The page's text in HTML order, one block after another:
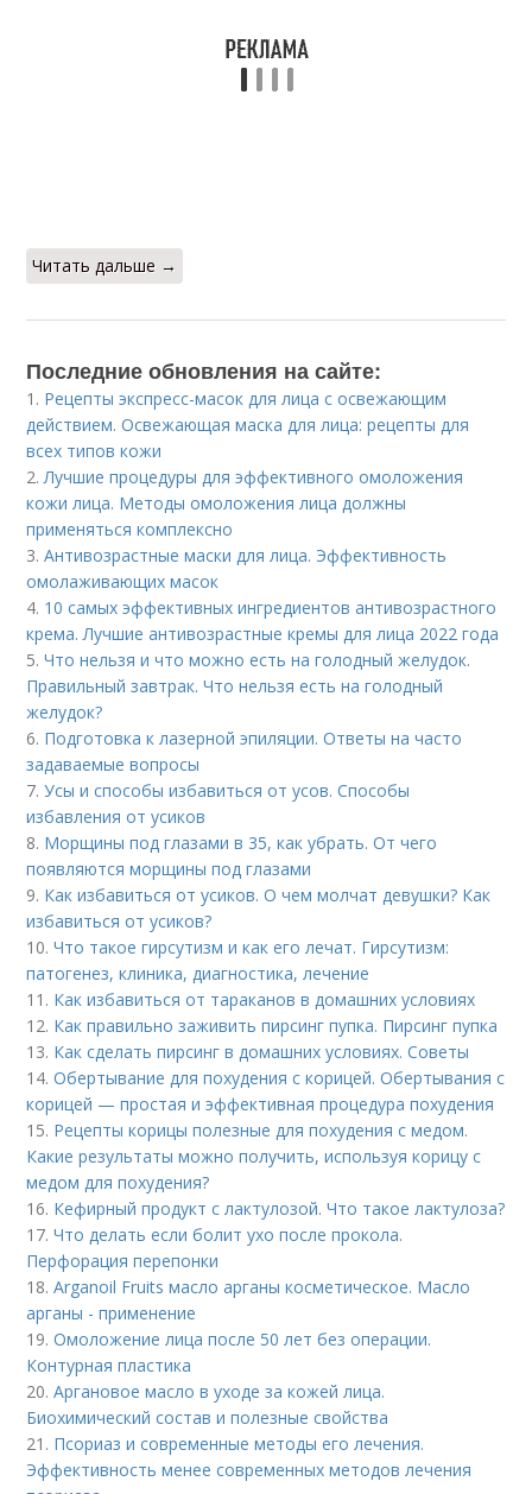
Читать дальше →
Последние обновления на сайте:
1. Рецепты экспресс-масок для лица с освежающим
действием. Освежающая маска для лица: рецепты для
всех типов кожи
2.Лучшие процедуры для эффективного омоложения
кожи лица. Методы омоложения лица должны
применяться комплексно
3.Антивозрастные маски для лица. Эффективность
омолаживающих масок
4. 10 самых эффективных ингредиентов антивозрастного
крема. Лучшие антивозрастные кремы для лица 2022 года
5.Что нельзя и что можно есть на голодный желудок.
Правильный завтрак. Что нельзя есть на голодный
желудок?
6. Подготовка к лазерной эпиляции. Ответы на часто
задаваемые вопросы
7.Усы и способы избавиться от усов. Способы
избавления от усиков
8. Морщины под глазами в 35, как убрать. От чего
появляются морщины под глазами
9. Как избавиться от усиков. О чем молчат девушки? Как
избавиться от усиков?
10.Что такое гирсутизм и как его лечат. Гирсутизм:
патогенез, клиника, диагностика, лечение
11. Как избавиться от тараканов в домашних условиях
12. Как правильно заживить пирсинг пупка. Пирсинг пупка
13. Как сделать пирсинг в домашних условиях. Советы
14.Обертывание для похудения с корицей. Обертывания с
корицей — простая и эффективная процедура похудения
15. Рецепты корицы полезные для похудения с медом.
Какие результаты можно получить, используя корицу с
медом для похудения?
16. Кефирный продукт с лактулозой. Что такое лактулоза?
17.Что делать если болит ухо после прокола.
Перфорация перепонки
18.Arganoil Fruits масло арганы косметическое. Масло
арганы - применение
19.Омоложение лица после 50 лет без операции.
Контурная пластика
20.Аргановое масло в уходе за кожей лица.
Биохимический состав и полезные свойства
21. Псориаз и современные методы его лечения.
Эффективность менее современных методов лечения